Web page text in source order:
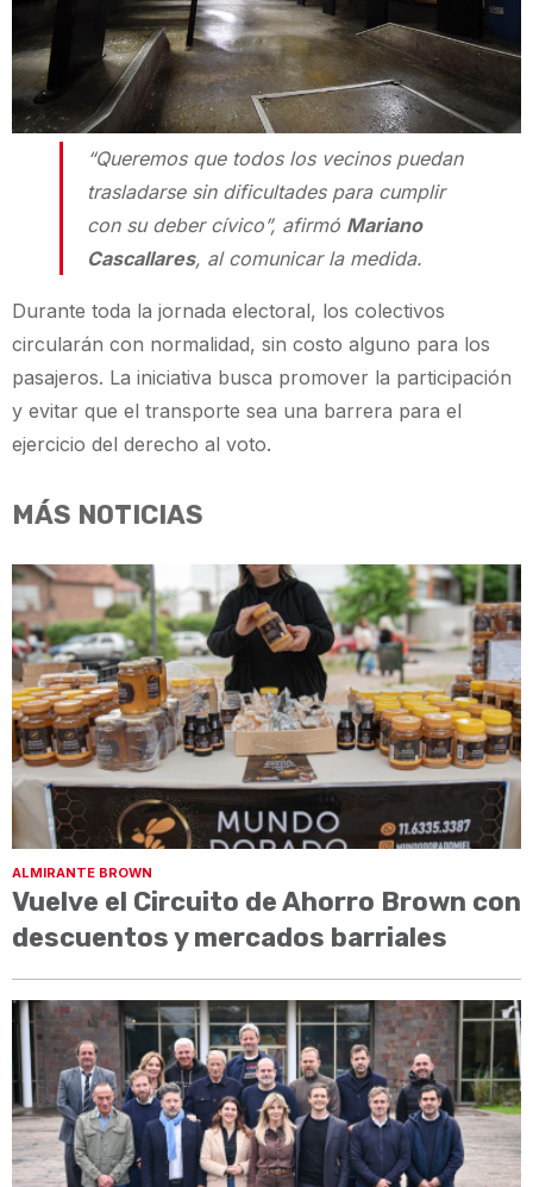
“Queremos que todos los vecinos puedan
trasladarse sin dificultades para cumplir
con su deber cívico”, afirmó Mariano
Cascallares, al comunicar la medida.
Durante toda la jornada electoral, los colectivos
circularán con normalidad, sin costo alguno para los
pasajeros. La iniciativa busca promover la participación
y evitar que el transporte sea una barrera para el
ejercicio del derecho al voto.
MÁS NOTICIAS
ALMIRANTE BROWN
Vuelve el Circuito de Ahorro Brown con
descuentos y mercados barriales